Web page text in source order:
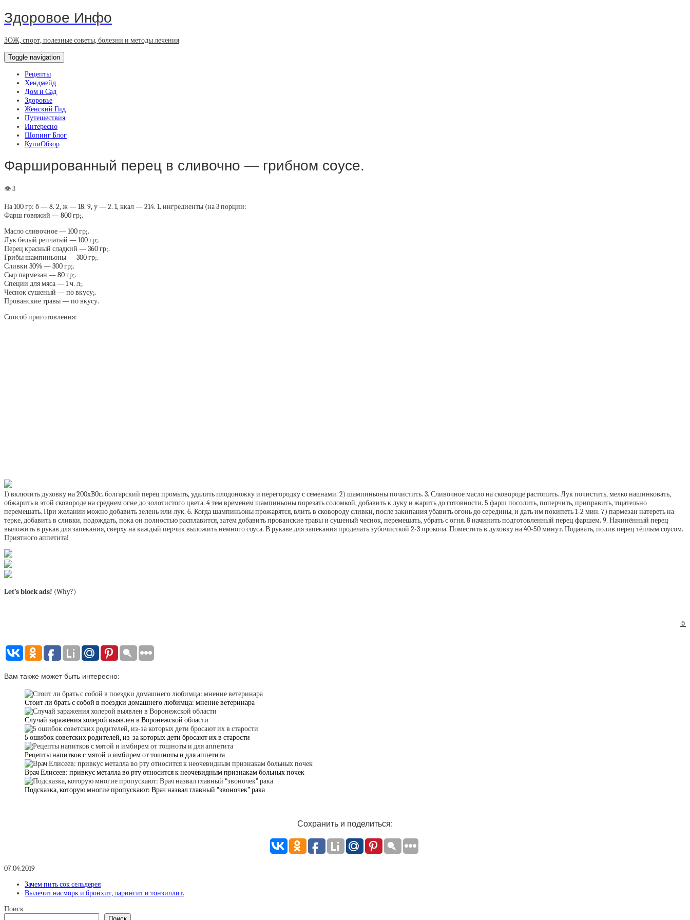
Здоровое Инфо
ЗОЖ, спорт, полезные советы, болезни и методы лечения
Toggle navigation
Рецепты
Хендмейд
Дом и Сад
Здоровье
Женский Гид
Путешествия
Интересно
Шопинг Блог
КупиОбзор
Фаршированный перец в сливочно — грибном соусе.
На 100 гр: б — 8. 2, ж — 18. 9, у — 2. 1, ккал — 214. 1. ингредиенты (на 3 порции:
Фарш говяжий — 800 гр;.
Масло сливочное — 100 гр;.
Лук белый репчатый — 100 гр;.
Перец красный сладкий — 360 гр;.
Грибы шампиньоны — 300 гр;.
Сливки 30% — 300 гр;.
Сыр пармезан — 80 гр;.
Специи для мяса — 1 ч. л;.
Чеснок сушеный — по вкусу;.
Прованские травы — по вкусу.
Способ приготовления:
1) включить духовку на 200xB0с. болгарский перец промыть, удалить плодоножку и перегородку с семенами. 2) шампиньоны почистить. 3. Сливочное масло на сковороде растопить. Лук почистить, мелко нашинковать,
обжарить в этой сковороде на среднем огне до золотистого цвета. 4 тем временем шампиньоны порезать соломкой, добавить к луку и жарить до готовности. 5 фарш посолить, поперчить, приправить, тщательно
перемешать. При желании можно добавить зелень или лук. 6. Когда шампиньоны прожарятся, влить в сковороду сливки, после закипания убавить огонь до середины, и дать им покипеть 1-2 мин. 7) пармезан натереть на
терке, добавить в сливки, подождать, пока он полностью расплавится, затем добавить прованские травы и сушеный чеснок, перемешать, убрать с огня. 8 начинить подготовленный перец фаршем. 9. Начинённый перец
выложить в рукав для запекания, сверху на каждый перчик выложить немного соуса. В рукаве для запекания проделать зубочисткой 2-3 прокола. Поместить в духовку на 40-50 минут. Подавать, полив перец тёплым соусом.
Приятного аппетита!
Let’s block ads! (Why?)
©
Вам также может быть интересно:
Стоит ли брать с собой в поездки домашнего любимца: мнение ветеринара
Случай заражения холерой выявлен в Воронежской области
5 ошибок советских родителей, из-за которых дети бросают их в старости
Рецепты напитков с мятой и имбирем от тошноты и для аппетита
Врач Елисеев: привкус металла во рту относится к неочевидным признакам больных почек
Подсказка, которую многие пропускают: Врач назвал главный “звоночек” рака
Сохранить и поделиться:
07.04.2019
Зачем пить сок сельдерея
Вылечит насморк и бронхит, ларингит и тонзиллит.
Поиск